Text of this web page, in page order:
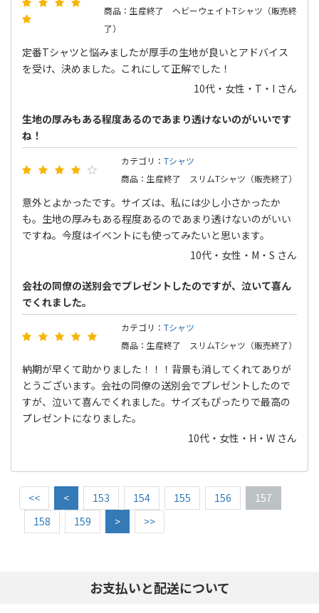
商品：生産終了 ヘビーウェイトTシャツ（販売終
了）
定番Tシャツと悩みましたが厚手の生地が良いとアドバイス
を受け、決めました。これにして正解でした！
10代・女性・T・I さん
生地の厚みもある程度あるのであまり透けないのがいいです
ね！
カテゴリ： Tシャツ
商品：生産終了 スリムTシャツ（販売終了）
意外とよかったです。サイズは、私には少し小さかったか
も。生地の厚みもある程度あるのであまり透けないのがいい
ですね。今度はイベントにも使ってみたいと思います。
10代・女性・M・S さん
会社の同僚の送別会でプレゼントしたのですが、泣いて喜ん
でくれました。
カテゴリ： Tシャツ
商品：生産終了 スリムTシャツ（販売終了）
納期が早くて助かりました！！！背景も消してくれてありが
とうございます。会社の同僚の送別会でプレゼントしたので
すが、泣いて喜んでくれました。サイズもぴったりで最高の
プレゼントになりました。
10代・女性・H・W さん
<< < 153 154 155 156
157
158
159 > >>
お支払いと配送について